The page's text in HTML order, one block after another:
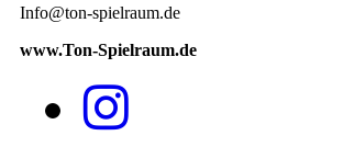
Info@ton-spielraum.de
www.Ton-Spielraum.de